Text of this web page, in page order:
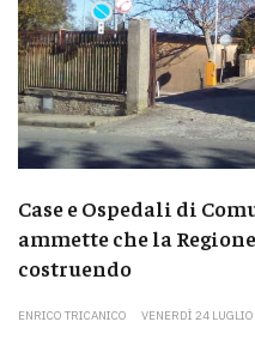
Case e Ospedali di
ammette che la
costruendo
ENRICO TRICANICO VENERDÌ 24